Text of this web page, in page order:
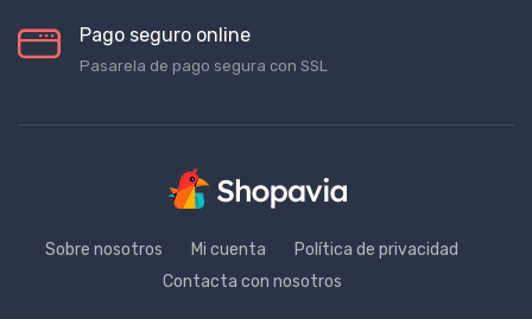
Pago seguro online
Pasarela de pago segura con SSL
Sobre nosotros Mi cuenta
Política de privacidad
Contacta con nosotros